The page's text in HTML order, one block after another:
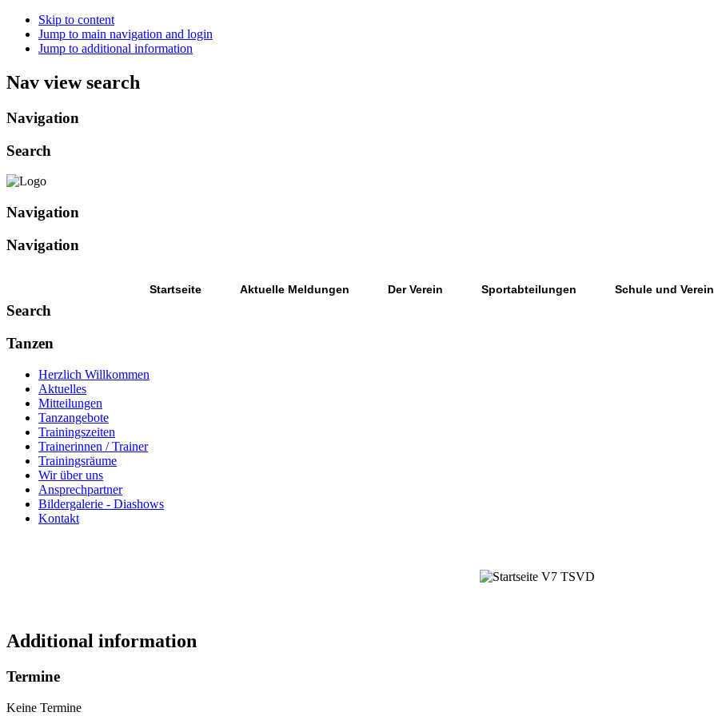
Skip to content
Jump to main navigation and login
Jump to additional information
Nav view search
Navigation
Search
Navigation
Navigation
Startseite Aktuelle Meldungen Der Verein Sportabteilungen Schule und Verein
Search
Tanzen
Herzlich Willkommen
Aktuelles
Mitteilungen
Tanzangebote
Trainingszeiten
Trainerinnen / Trainer
Trainingsräume
Wir über uns
Ansprechpartner
Bildergalerie - Diashows
Kontakt
Additional information
Termine
Keine Termine